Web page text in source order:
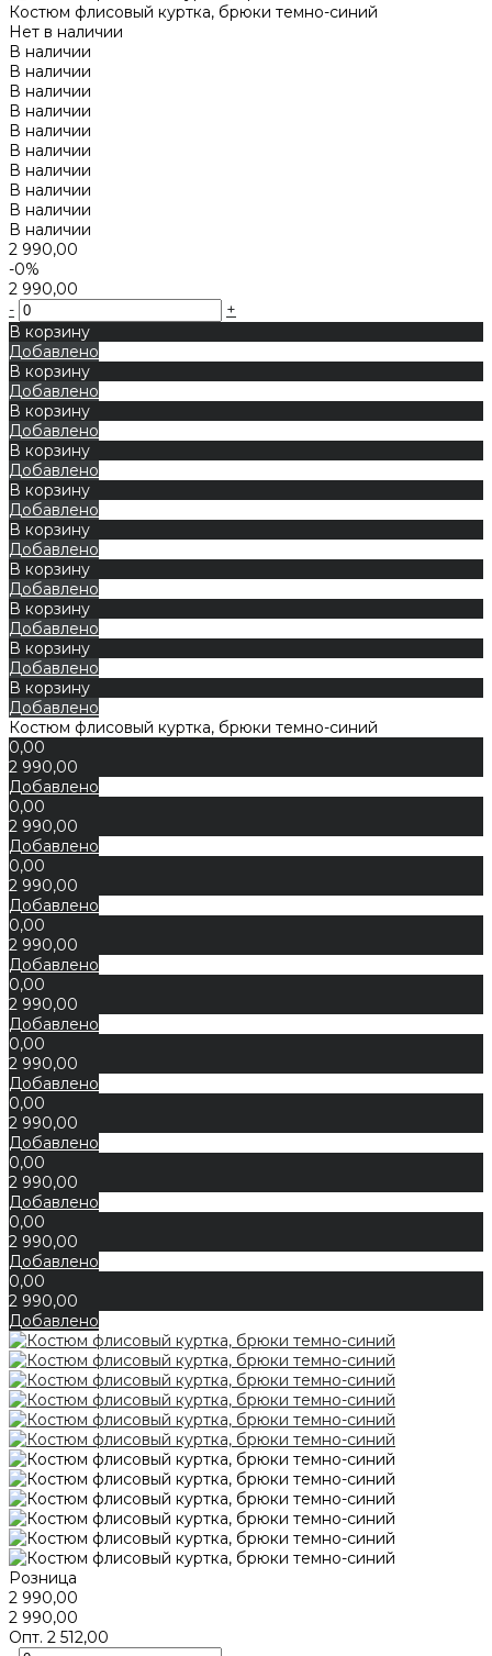
Костюм флисовый куртка, брюки темно-синий
Нет в наличии
В наличии
В наличии
В наличии
В наличии
В наличии
В наличии
В наличии
В наличии
В наличии
В наличии
2 990,00
-0%
2 990,00
-
+
В корзину
Добавлено
В корзину
Добавлено
В корзину
Добавлено
В корзину
Добавлено
В корзину
Добавлено
В корзину
Добавлено
В корзину
Добавлено
В корзину
Добавлено
В корзину
Добавлено
В корзину
Добавлено
Костюм флисовый куртка, брюки темно-синий
0,00
2 990,00
Добавлено
0,00
2 990,00
Добавлено
0,00
2 990,00
Добавлено
0,00
2 990,00
Добавлено
0,00
2 990,00
Добавлено
0,00
2 990,00
Добавлено
0,00
2 990,00
Добавлено
0,00
2 990,00
Добавлено
0,00
2 990,00
Добавлено
0,00
2 990,00
Добавлено
Розница
2 990,00
2 990,00
Опт. 2 512,00